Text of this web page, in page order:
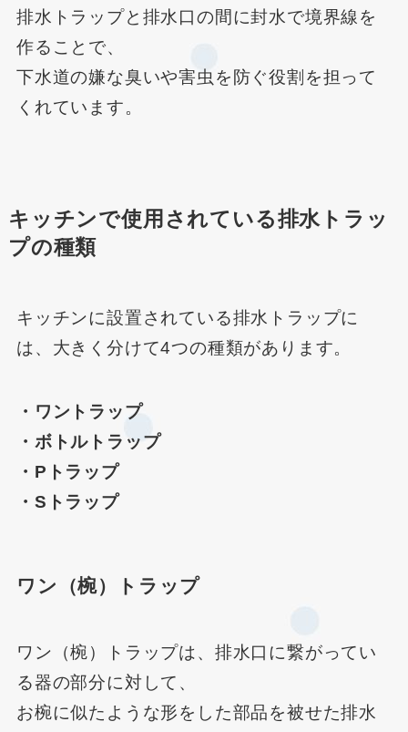
排水トラップと排水口の間に封水で境界線を
作ることで、
下水道の嫌な臭いや害虫を防ぐ役割を担って
くれています。
キッチンで使用されている排水トラッ
プの種類
キッチンに設置されている排水トラップに
は、大きく分けて4つの種類があります。
・ワントラップ
・ボトルトラップ
・Pトラップ
・Sトラップ
ワン（椀）トラップ
ワン（椀）トラップは、排水口に繋がってい
る器の部分に対して、
お椀に似たような形をした部品を被せた排水